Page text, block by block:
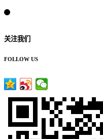
关注我们
FOLLOW US